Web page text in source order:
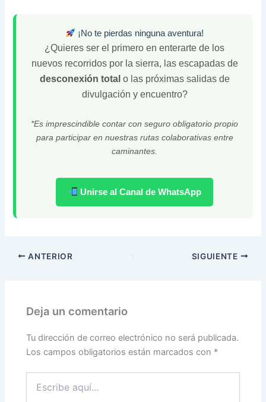
¡No te pierdas ninguna aventura!
¿Quieres ser el primero en enterarte de los
nuevos recorridos por la sierra, las escapadas de
desconexión total o las próximas salidas de
divulgación y encuentro?
*Es imprescindible contar con seguro obligatorio propio
para participar en nuestras rutas colaborativas entre
caminantes.
Unirse al Canal de WhatsApp
ANTERIOR SIGUIENTE
Deja un comentario
Tu dirección de correo electrónico no será publicada.
Los campos obligatorios están marcados con *
aquí...